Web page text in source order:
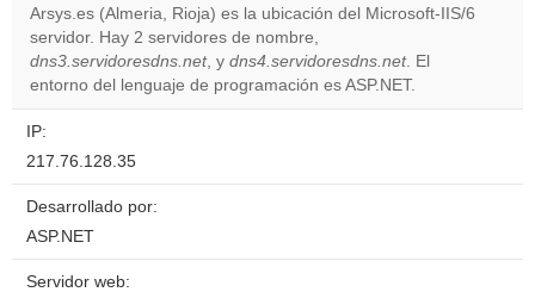
own this
website?
Arsys.es (Almeria, Rioja) es la ubicación del Microsoft-IIS/6
servidor. Hay 2 servidores de nombre,
dns3.servidoresdns.net, y dns4.servidoresdns.net. El
entorno del lenguaje de programación es ASP.NET.
IP:
217.76.128.35
Desarrollado por:
ASP.NET
Servidor web: